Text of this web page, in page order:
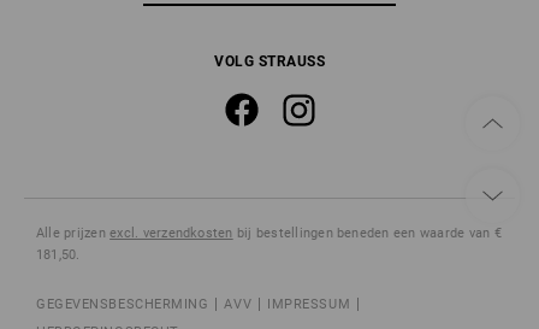
VOLG STRAUSS
Alle prijzenexcl. verzendkosten bij bestellingen beneden een waarde van €
181,50.
GEGEVENSBESCHERMING AVV
IMPRESSUM